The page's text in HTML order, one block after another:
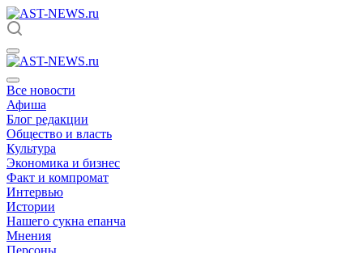
Все новости
Афиша
Блог редакции
Общество и власть
Культура
Экономика и бизнес
Факт и компромат
Интервью
Истории
Нашего сукна епанча
Мнения
Персоны